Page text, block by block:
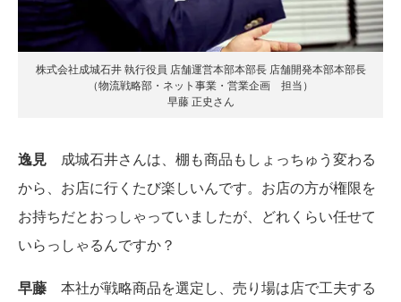
株式会社成城石井 執行役員 店舗運営本部本部長 店舗開発本部本部長
（物流戦略部・ネット事業・営業企画 担当）
早藤 正史さん
逸見 成城石井さんは、棚も商品もしょっちゅう変わる
から、お店に行くたび楽しいんです。お店の方が権限を
お持ちだとおっしゃっていましたが、どれくらい任せて
いらっしゃるんですか？
早藤 本社が戦略商品を選定し、売り場は店で工夫する